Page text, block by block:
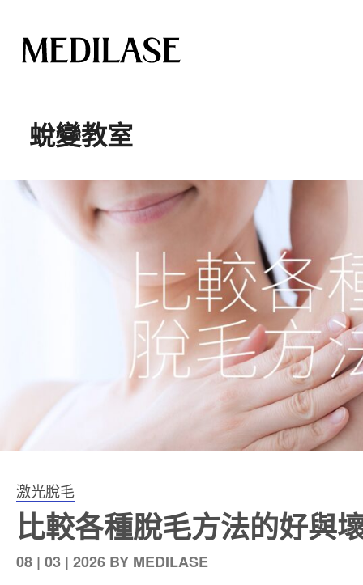
蛻變教室
激光脫毛
比較各種脫毛方法的好與
發
08 | 03 | 2026 BY MEDILASE